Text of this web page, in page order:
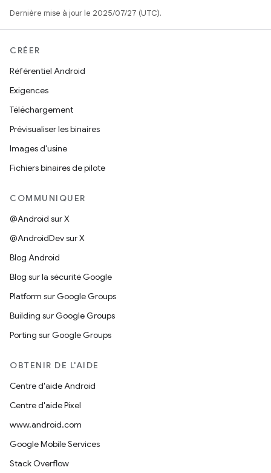
Dernière mise à jour le 2025/07/27 (UTC).
CRÉER
Référentiel Android
Exigences
Téléchargement
Prévisualiser les binaires
Images d'usine
Fichiers binaires de pilote
COMMUNIQUER
@Android sur X
@AndroidDev sur X
Blog Android
Blog sur la sécurité Google
Platform sur Google Groups
Building sur Google Groups
Porting sur Google Groups
OBTENIR DE L'AIDE
Centre d'aide Android
Centre d'aide Pixel
www.android.com
Google Mobile Services
Stack Overflow